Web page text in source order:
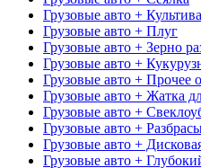
Грузовые авто +
Грузовые авто + Плуг
Грузовые авто + Зерно
Грузовые авто +
Грузовые авто + Прочее
Грузовые авто + Жатка
Грузовые авто +
Грузовые авто +
Грузовые авто +
Грузовые авто +